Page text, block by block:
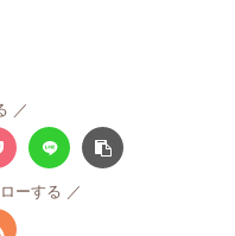
ーする